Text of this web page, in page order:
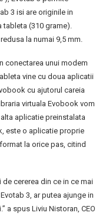
3 isi are originile in
tableta (310 grame).
la numai 9,5 mm.
conectarea unui modem
vine cu doua aplicatii
cu ajutorul careia
virtuala Evobook vom
aplicatie preinstalata
este o aplicatie proprie
la orice pas, citind
cererea din ce in ce mai
3, ar putea ajunge in
a spus Liviu Nistoran, CEO